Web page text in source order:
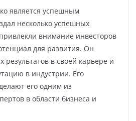
является успешным
несколько успешных
внимание инвесторов
для развития. Он
результатов в своей карьере и
в индустрии. Его
его одним из
в области бизнеса и